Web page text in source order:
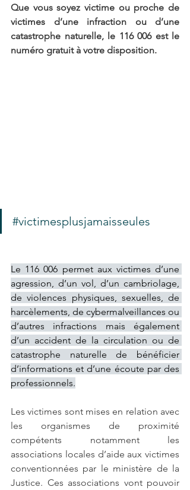
Que vous soyez victime ou proche de
victimes d’une infraction ou d’une
catastrophe naturelle, le 116 006 est le
numéro gratuit à votre disposition.
#victimesplusjamaisseules
Le 116 006 permet aux victimes d’une
agression, d’un vol, d’un cambriolage,
de violences physiques, sexuelles, de
harcèlements, de cybermalveillances ou
d’autres infractions mais également
d’un accident de la circulation ou de
catastrophe naturelle de bénéficier
d’informations et d’une écoute par des
professionnels.
Les victimes sont mises en relation avec
les organismes de proximité
compétents notamment les
associations locales d’aide aux victimes
conventionnées par le ministère de la
Justice. Ces associations vont pouvoir